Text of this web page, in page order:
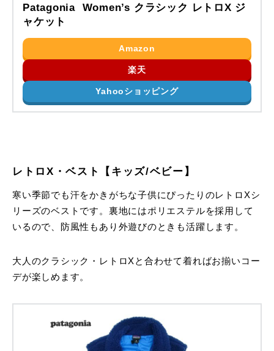
Patagonia Women’s クラシック レトロX ジ
ャケット
Amazon
楽天
Yahooショッピング
レトロX・ベスト【キッズ/ベビー】
寒い季節でも汗をかきがちな子供にぴったりのレトロXシ
リーズのベストです。裏地にはポリエステルを採用して
いるので、防風性もあり外遊びのときも活躍します。
大人のクラシック・レトロXと合わせて着ればお揃いコー
デが楽しめます。